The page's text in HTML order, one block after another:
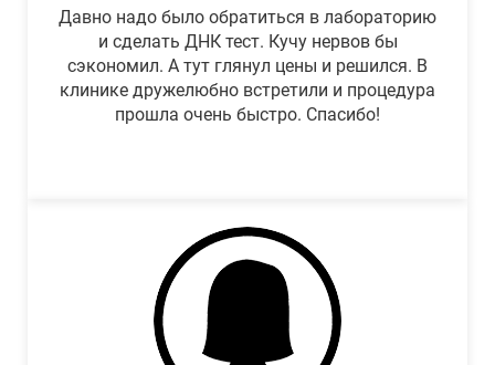
Давно надо было обратиться в лабораторию
и сделать ДНК тест. Кучу нервов бы
сэкономил. А тут глянул цены и решился. В
клинике дружелюбно встретили и процедура
прошла очень быстро. Спасибо!